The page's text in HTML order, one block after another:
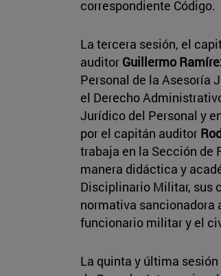
correspondiente Código.
La tercera sesión, el
auditor Guillermo
Personal de la Asesoría
el Derecho
Jurídico del Personal y
por el capitán auditor
trabaja en la Sección de
manera didáctica y
Disciplinario Militar, sus
normativa sancionadora
funcionario militar y el
La quinta y última